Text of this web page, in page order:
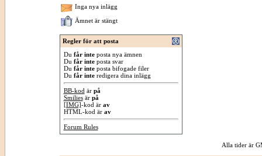
Inga nya inlägg
Ämnet är stängt
Regler för att posta
Du får inteposta nya ämnen
Du får inteposta svar
Du får inteposta bifogade filer
Du får interedigera dina inlägg
BB-kod är på
Smiliesär på
[IMG]-kod är av
HTML-kod är av
Forum Rules
Alla tider är